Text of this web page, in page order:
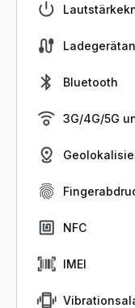
Bluetooth
3G/4G/5G
NFC
IMEI